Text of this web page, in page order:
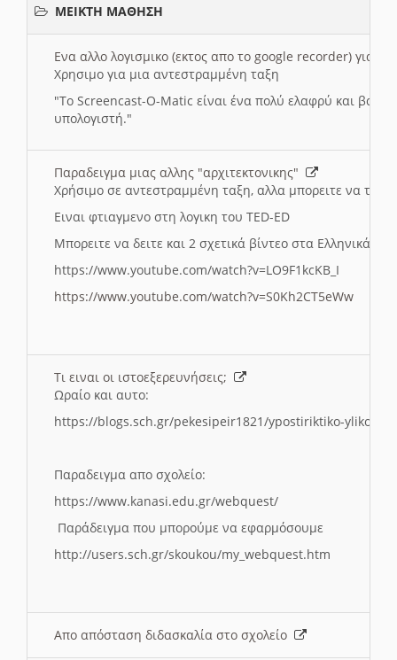
ΜΕΙΚΤΗ ΜΑΘΗΣΗ
Ενα αλλο λογισμικο (εκτος απο το google recorder) για
Χρησιμο για μια αντεστραμμένη ταξη
"To Screencast-O-Matic είναι ένα πολύ ελαφρύ και
υπολογιστή."
Παραδειγμα μιας αλλης "αρχιτεκτονικης"
Χρήσιμο σε αντεστραμμένη ταξη, αλλα μπορειτε να το
Ειναι φτιαγμενο στη λογικη του TED-ED
Μπορειτε να δειτε και 2 σχετικά βίντεο στα Ελληνικά:
https://www.youtube.com/watch?v=LO9F1kcKB_I
https://www.youtube.com/watch?v=S0Kh2CT5eWw
Τι ειναι οι ιστοεξερευνήσεις;
Ωραίο και αυτο:
https://blogs.sch.gr/pekesipeir1821/ypostiriktiko-yliko/
Παραδειγμα απο σχολείο:
https://www.kanasi.edu.gr/webquest/
Παράδειγμα που μπορούμε να εφαρμόσουμε
http://users.sch.gr/skoukou/my_webquest.htm
Απο απόσταση διδασκαλία στο σχολείο